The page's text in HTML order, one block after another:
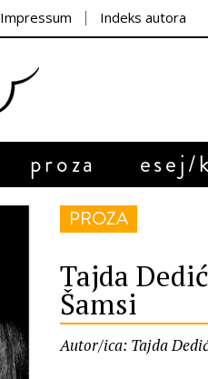
Impressum Indeks autora
proza esej/
PROZA
Tajda
Šamsi
Autor/ica: Tajda Dedić